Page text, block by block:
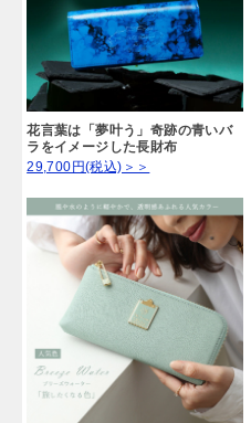
花言葉は「夢叶う」奇跡の青いバ
ラをイメージした長財布
29,700円(税込)＞＞